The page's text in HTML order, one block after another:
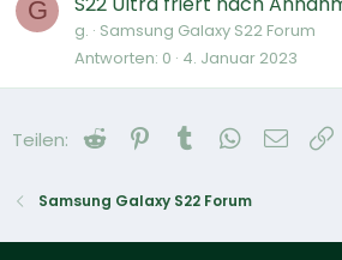
G
g. Samsung Galaxy S22 Forum
Antworten 0 4. Januar 2023
Teilen: Reddit Pinterest
Tumblr WhatsApp
E-Mail
Samsung Galaxy S22 Forum